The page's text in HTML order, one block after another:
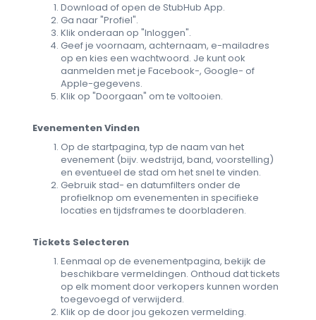
Download of open de StubHub App.
Ga naar "Profiel".
Klik onderaan op "Inloggen".
Geef je voornaam, achternaam, e-mailadres
op en kies een wachtwoord. Je kunt ook
aanmelden met je Facebook-, Google- of
Apple-gegevens.
Klik op "Doorgaan" om te voltooien.
Evenementen Vinden
Op de startpagina, typ de naam van het
evenement (bijv. wedstrijd, band, voorstelling)
en eventueel de stad om het snel te vinden.
Gebruik stad- en datumfilters onder de
profielknop om evenementen in specifieke
locaties en tijdsframes te doorbladeren.
Tickets Selecteren
Eenmaal op de evenementpagina, bekijk de
beschikbare vermeldingen. Onthoud dat tickets
op elk moment door verkopers kunnen worden
toegevoegd of verwijderd.
Klik op de door jou gekozen vermelding.